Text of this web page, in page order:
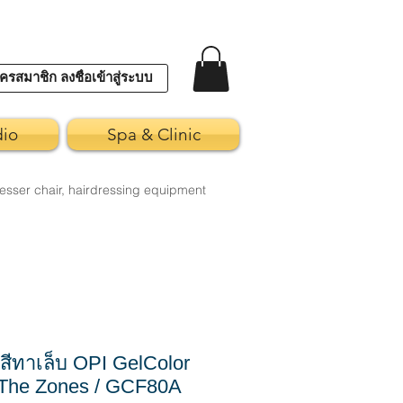
รสมาชิก ลงชื่อเข้าสู่ระบบ
Spa & Clinic
chair, hairdressing equipment
ทาเล็บ OPI GelColor
Zones / GCF80A